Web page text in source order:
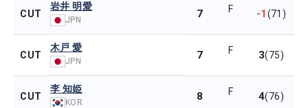
CUT
岩井 明愛
JPN 7 F -1(71)
CUT
木戸 愛
JPN 7 F 3(75)
CUT
李 知姫
KOR 8 F 4(76)